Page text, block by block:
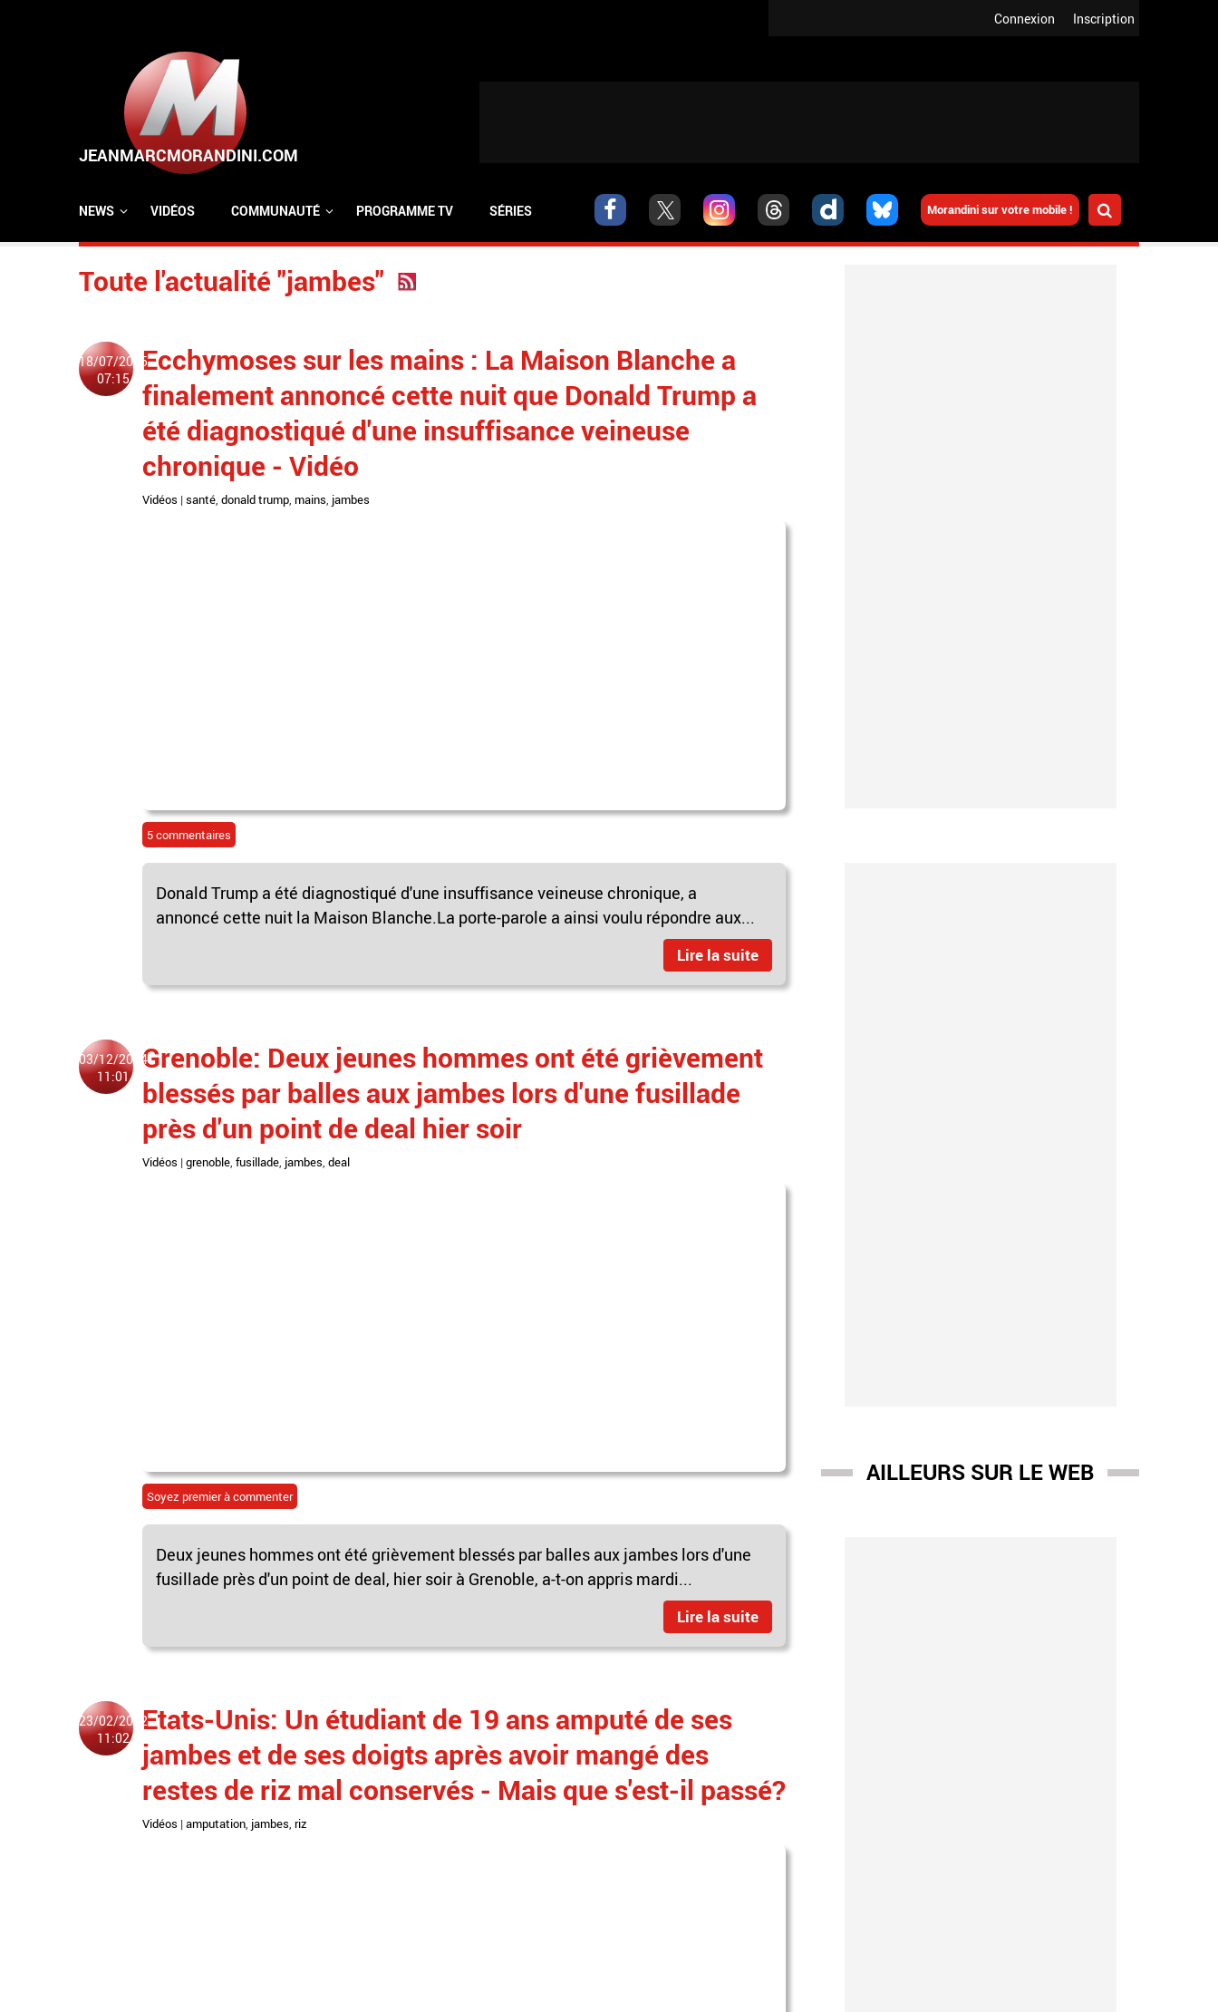
Inscription
Connexion
Morandini sur votre mobile !
NEWS VIDÉOS COMMUNAUTÉ PROGRAMME TV SÉRIES
Toute l'actualité "jambes"
18/07/2025
07:15
Ecchymoses sur les mains : La Maison Blanche a
finalement annoncé cette nuit que Donald Trump a
été diagnostiqué d'une insuffisance veineuse
chronique - Vidéo
Vidéos | santé, donald trump, mains, jambes
5 commentaires
Donald Trump a été diagnostiqué d'une insuffisance veineuse chronique, a
annoncé cette nuit la Maison Blanche.La porte-parole a ainsi voulu répondre aux...
Lire la suite
03/12/2024
11:01
Grenoble: Deux jeunes hommes ont été grièvement
blessés par balles aux jambes lors d'une fusillade
près d'un point de deal hier soir
Vidéos | grenoble fusillade jambes deal
Soyez premier à commenter
Deux jeunes hommes ont été grièvement blessés par balles aux jambes lors d'une
fusillade près d'un point de deal, hier soir à Grenoble, a-t-on appris mardi...
Lire la suite
23/02/2022
11:02
Etats-Unis: Un étudiant de 19 ans amputé de ses
jambes et de ses doigts après avoir mangé des
restes de riz mal conservés - Mais que s'est-il passé?
Vidéos | amputation, jambes, riz
AILLEURS SUR LE WEB